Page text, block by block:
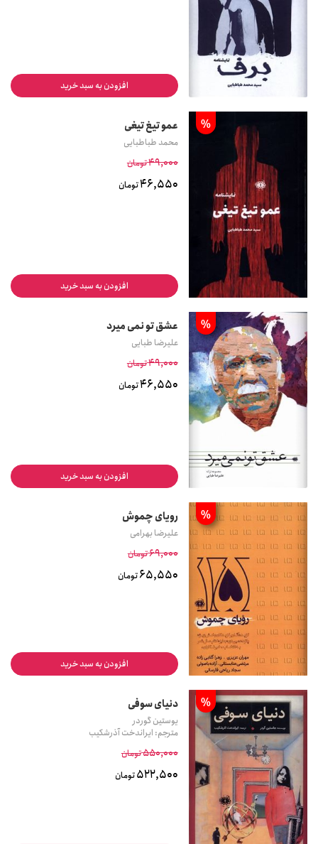
افزودن به سبد خرید
% عمو تیغ تیغی
محمد طباطبایی
49,000تومان
46,550تومان
افزودن به سبد خرید
% عشق تو نمی میرد
علیرضا طبایی
49,000تومان
46,550تومان
افزودن به سبد خرید
% رویای چموش
علیرضا بهرامی
69,000تومان
65,550تومان
افزودن به سبد خرید
% دنیای سوفی
یوستین گوردر
مترجم: ایراندخت آذرشکیب
550,000تومان
522,500تومان